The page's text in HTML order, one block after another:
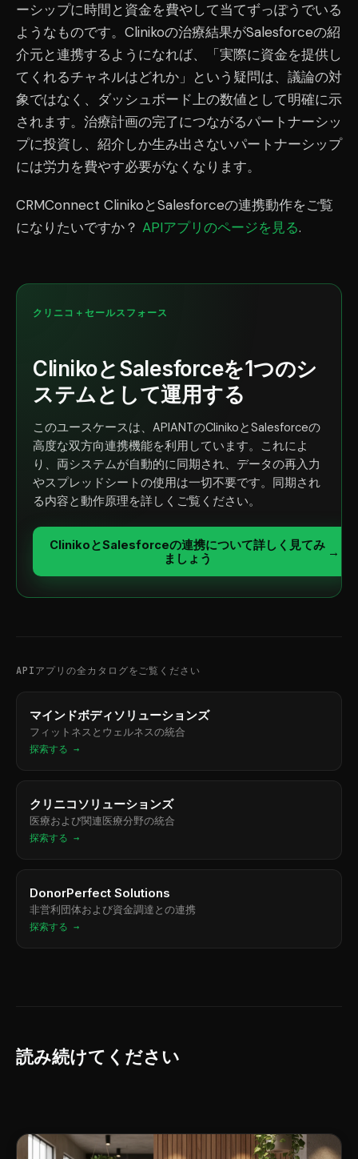
ーシップに時間と資金を費やして当てずっぽうでいる
ようなものです。Clinikoの治療結果がSalesforceの紹
介元と連携するようになれば、「実際に資金を提供し
てくれるチャネルはどれか」という疑問は、議論の対
象ではなく、ダッシュボード上の数値として明確に示
されます。治療計画の完了につながるパートナーシッ
プに投資し、紹介しか生み出さないパートナーシップ
には労力を費やす必要がなくなります。
CRMConnect ClinikoとSalesforceの連携動作をご覧
になりたいですか？ APIアプリのページを見る.
クリニコ＋セールスフォース
ClinikoとSalesforceを1つのシ
ステムとして運用する
このユースケースは、APIANTのClinikoとSalesforceの
高度な双方向連携機能を利用しています。これによ
り、両システムが自動的に同期され、データの再入力
やスプレッドシートの使用は一切不要です。同期され
る内容と動作原理を詳しくご覧ください。
ClinikoとSalesforceの連携について詳しく見てみ
ましょう
→
APIアプリの全カタログをご覧ください
マインドボディソリューションズ
フィットネスとウェルネスの統合
探索する →
クリニコソリューションズ
医療および関連医療分野の統合
探索する →
DonorPerfect Solutions
非営利団体および資金調達との連携
探索する →
読み続けてください